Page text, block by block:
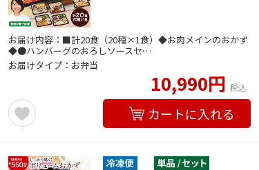
お届け内容：■計20食（20種×1食）◆お肉メインのおかず
◆●ハンバーグのおろしソースセ…
お届けタイプ：お弁当
10,990円 税込
カートに入れる